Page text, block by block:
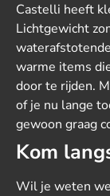
Castelli heeft
Lichtgewicht
warme items
door te rijden.
of je nu lange
gewoon graag
Kom
Wil je weten